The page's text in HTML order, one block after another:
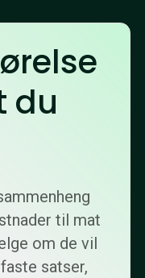
du
til mat
om de vil
satser,